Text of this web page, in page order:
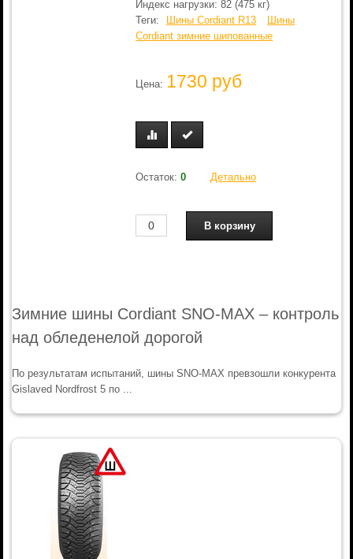
Индекс нагрузки: 82 (475 кг)
Теги:
Шины Cordiant R13
Шины
Cordiant зимние шипованные
Цена: 1730 руб
Остаток:0 Детально
Зимние шины Cordiant SNO-MAX – контроль
над обледенелой дорогой
По результатам испытаний, шины SNO-MAX превзошли конкурента
Gislaved Nordfrost 5 по ...